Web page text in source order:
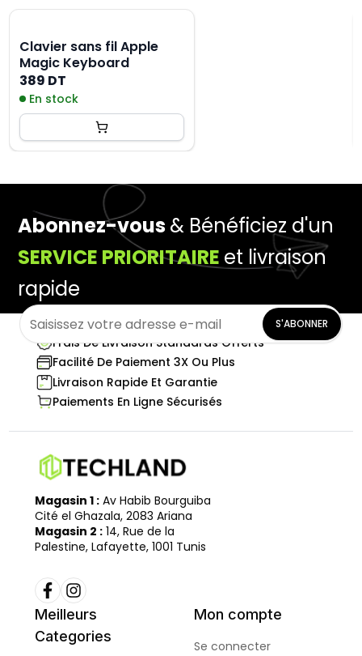
Clavier sans fil Apple
Magic Keyboard
389 DT
En stock
Abonnez-vous& Bénéficiez d'un
SERVICE PRIORITAIRE et livraison
rapide
S'ABONNER
Frais De Livraison Standards Offerts
Facilité De Paiement 3X Ou Plus
Livraison Rapide Et Garantie
Paiements En Ligne Sécurisés
Magasin 1 : Av Habib Bourguiba
Cité el Ghazala, 2083 Ariana
Magasin 2 : 14, Rue de la
Palestine, Lafayette, 1001 Tunis
Meilleurs
Categories
Mon compte
Se connecter